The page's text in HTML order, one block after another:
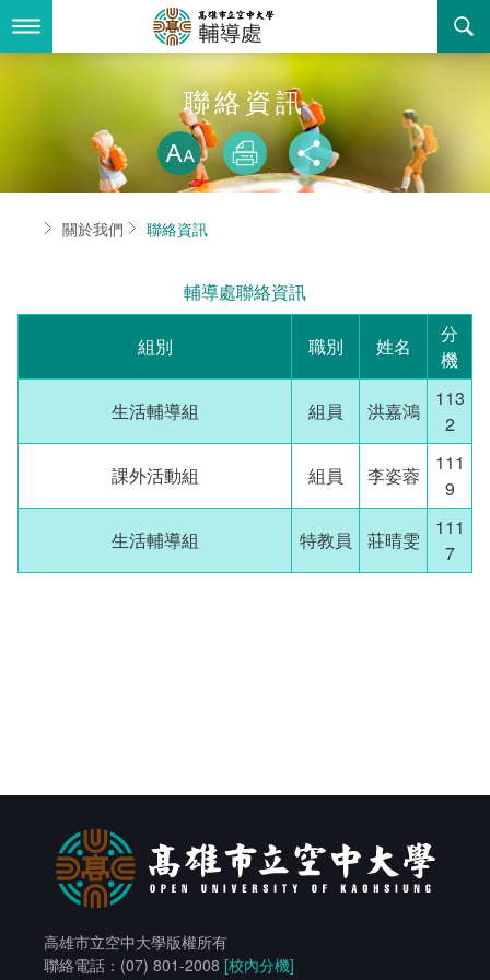
到
要
組織職掌
聯絡資訊
業務服務
法令規章
性別平等教育委員會
獎助學金一覽表
學生輔導委員會
學生社團
特殊教育服務
常見問答
相關連結
書表下載
聯絡資訊
略過字型切
放大
列印 分享
首頁關於我們 聯絡資訊
輔導處聯絡資訊
組別 職別 姓名
分
機
生活輔導組 組員 洪嘉鴻
113
2
課外活動組 組員 李姿蓉
111
9
生活輔導組 特教員 莊晴雯
111
7
高雄市立空中大學版權所有
聯絡電話：(07) 801-2008 [校內分機]